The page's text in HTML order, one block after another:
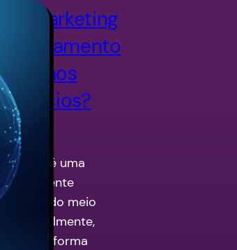
o marketing
nos
de
é uma
amplamente
dentro do meio
atualmente,
uma forma